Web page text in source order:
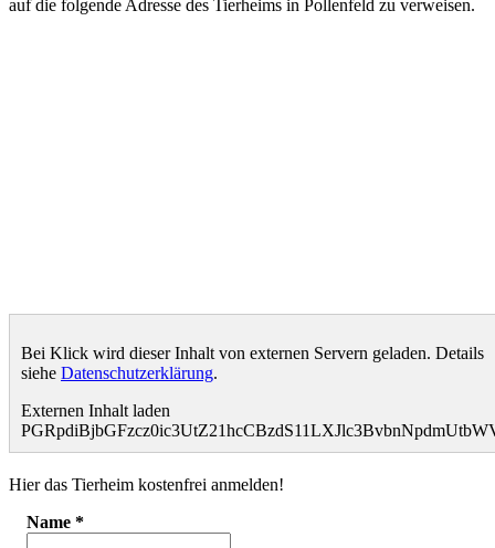
auf die folgende Adresse des Tierheims in Pollenfeld zu verweisen.
Bei Klick wird dieser Inhalt von externen Servern geladen. Details
siehe Datenschutzerklärung.
Externen Inhalt laden
Hier das Tierheim kostenfrei anmelden!
Name *